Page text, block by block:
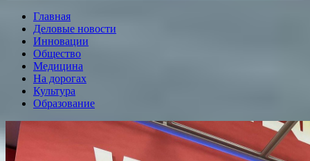
Главная
Деловые новости
Инновации
Общество
Медицина
На дорогах
Культура
Образование